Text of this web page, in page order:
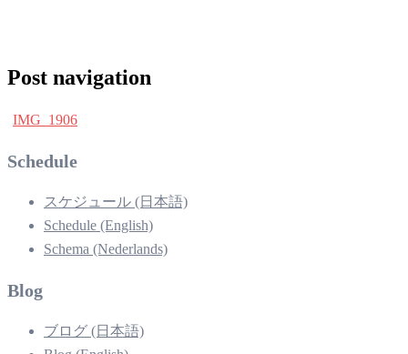
Post navigation
IMG_1906
Schedule
スケジュール (日本語)
Schedule (English)
Schema (Nederlands)
Blog
ブログ (日本語)